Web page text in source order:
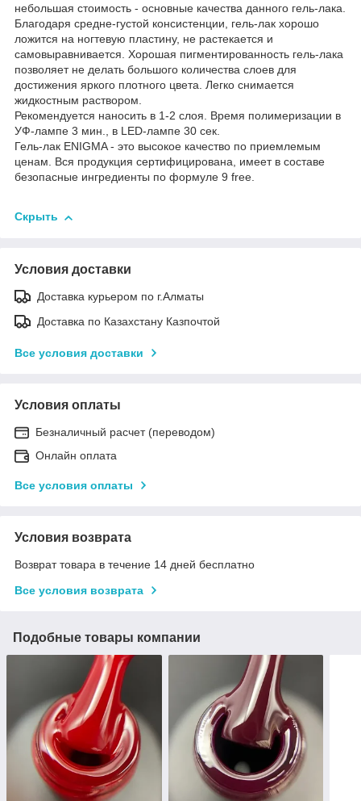
небольшая стоимость - основные качества данного гель-лака.
Благодаря средне-густой консистенции, гель-лак хорошо
ложится на ногтевую пластину, не растекается и
самовыравнивается. Хорошая пигментированность гель-лака
позволяет не делать большого количества слоев для
достижения яркого плотного цвета. Легко снимается
жидкостным раствором.
Рекомендуется наносить в 1-2 слоя. Время полимеризации в
УФ-лампе 3 мин., в LED-лампе 30 сек.
Гель-лак ENIGMA - это высокое качество по приемлемым
ценам. Вся продукция сертифицирована, имеет в составе
безопасные ингредиенты по формуле 9 free.
Скрыть
Условия доставки
Доставка курьером по г.Алматы
Доставка по Казахстану Казпочтой
Все условия доставки
Условия оплаты
Безналичный расчет (переводом)
Онлайн оплата
Все условия оплаты
Условия возврата
Возврат товара в течение 14 дней бесплатно
Все условия возврата
Подобные товары компании